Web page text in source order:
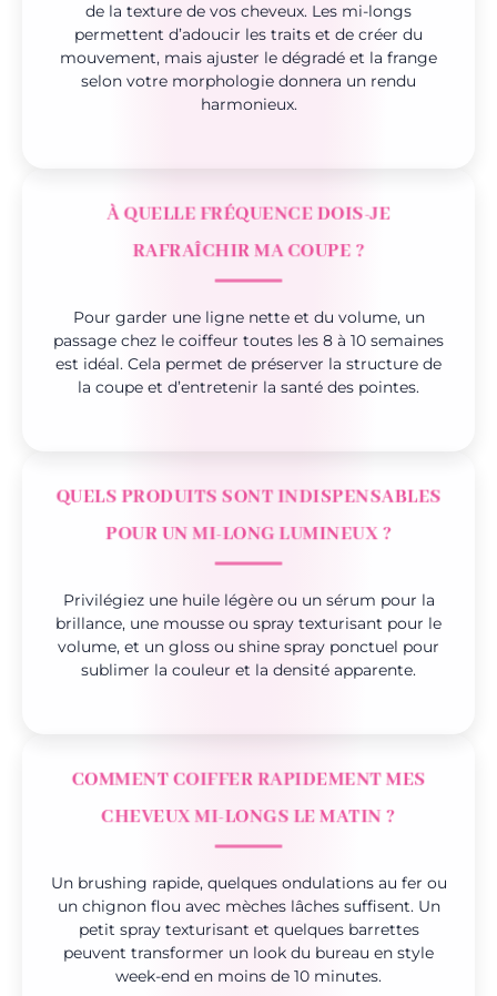
de la texture de vos cheveux. Les mi-longs
permettent d’adoucir les traits et de créer du
mouvement, mais ajuster le dégradé et la frange
selon votre morphologie donnera un rendu
harmonieux.
À QUELLE FRÉQUENCE DOIS-JE
RAFRAÎCHIR MA COUPE ?
Pour garder une ligne nette et du volume, un
passage chez le coiffeur toutes les 8 à 10 semaines
est idéal. Cela permet de préserver la structure de
la coupe et d’entretenir la santé des pointes.
QUELS PRODUITS SONT INDISPENSABLES
POUR UN MI-LONG LUMINEUX ?
Privilégiez une huile légère ou un sérum pour la
brillance, une mousse ou spray texturisant pour le
volume, et un gloss ou shine spray ponctuel pour
sublimer la couleur et la densité apparente.
COMMENT COIFFER RAPIDEMENT MES
CHEVEUX MI-LONGS LE MATIN ?
Un brushing rapide, quelques ondulations au fer ou
un chignon flou avec mèches lâches suffisent. Un
petit spray texturisant et quelques barrettes
peuvent transformer un look du bureau en style
week-end en moins de 10 minutes.